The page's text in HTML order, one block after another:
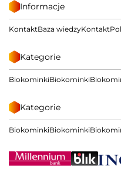
Informacje
KontaktBaza wiedzyKontakt
Kategorie
BiokominkiBiokominki
Kategorie
BiokominkiBiokominki